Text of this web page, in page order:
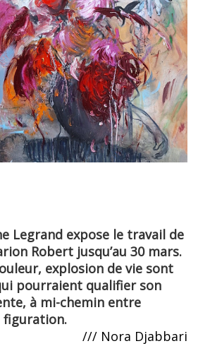
Legrand expose le travail de
Robert jusqu’au 30 mars.
explosion de vie sont
pourraient qualifier son
à mi-chemin entre
figuration.
/// Nora Djabbari